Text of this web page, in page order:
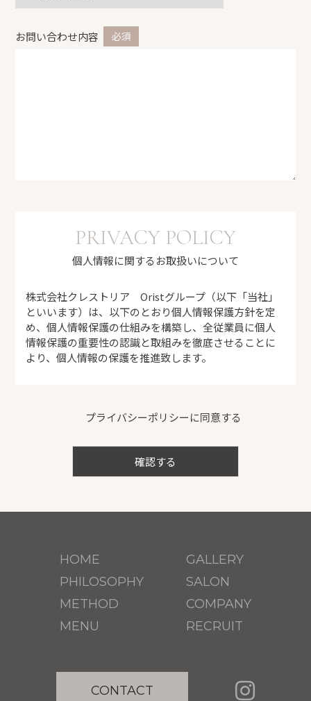
お問い合わせ内容
PRIVACY POLICY
個人情報に関するお取扱いについて
株式会社クレストリア Oristグループ（以下「当社」
といいます）は、以下のとおり個人情報保護方針を定
め、個人情報保護の仕組みを構築し、全従業員に個人
情報保護の重要性の認識と取組みを徹底させることに
より、個人情報の保護を推進致します。
当社は、お客さまの個人情報を正確かつ最新の状態に
保ち、個人情報への不正アクセス・紛失・破損・改ざ
ん・漏洩などを防止するため、セキュリティシステム
の維持・管理体制の整備・社員教育の徹底等の必要な
を行ないます。
個人情報の利用目的
お客さまからお預かりした個人情報は、当社からのご
連絡や業務のご案内やご質問に対する回答として、電
当社は、お客さまよりお預かりした個人情報を適切に
プライバシーポリシーに同意する
HOME
PHILOSOPHY
METHOD
MENU
GALLERY
SALON
COMPANY
RECRUIT
CONTACT